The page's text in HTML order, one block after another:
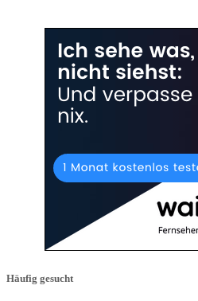
Häufig gesucht